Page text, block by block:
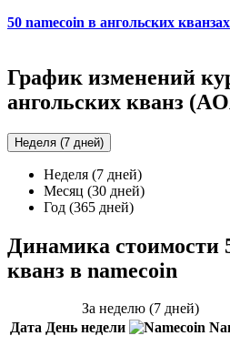
50 namecoin в ангольских кванзах
График изменений
ангольских кванз
Неделя (7 дней)
Неделя (7 дней)
Месяц (30 дней)
Год (365 дней)
Динамика стоимости
кванз в namecoin
За неделю (7 дней)
Дата День недели